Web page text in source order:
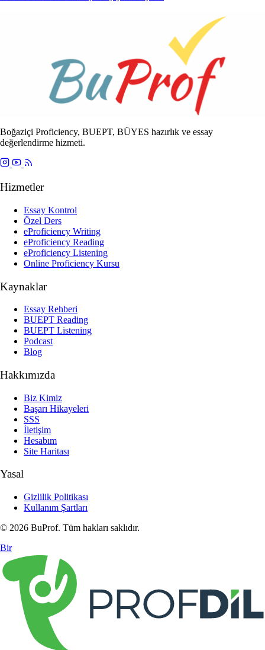
Boğaziçi Proficiency, BUEPT, BÜYES hazırlık ve essay
değerlendirme hizmeti.
Hizmetler
Essay Kontrol
Özel Ders
eProficiency Writing
eProficiency Reading
eProficiency Listening
Online Proficiency Kursu
Kaynaklar
Essay Rehberi
BUEPT Reading
BUEPT Listening
Podcast
Blog
Hakkımızda
Biz Kimiz
Başarı Hikayeleri
SSS
İletişim
Hesabım
Site Haritası
Yasal
Gizlilik Politikası
Kullanım Şartları
© 2026 BuProf. Tüm hakları saklıdır.
Bir